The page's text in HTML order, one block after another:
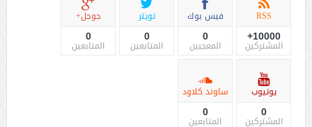
RSS
10000+
المشتركين
فيس بوك
0
المعجبين
تويتر
0
المتابعين
جوجل+
0
المتابعين
يوتيوب
0
المشتركين
ساوند كلاود
0
المتابعين